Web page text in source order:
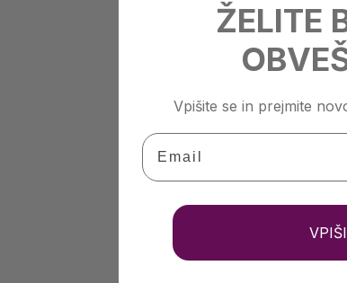
ŽELITE
Vpišite se in prejmite
Email